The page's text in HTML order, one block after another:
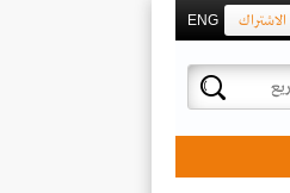
ENG الاشتراك